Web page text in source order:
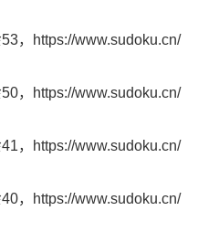
，
https://www.sudoku.cn/
，
https://www.sudoku.cn/
，
https://www.sudoku.cn/
，
https://www.sudoku.cn/